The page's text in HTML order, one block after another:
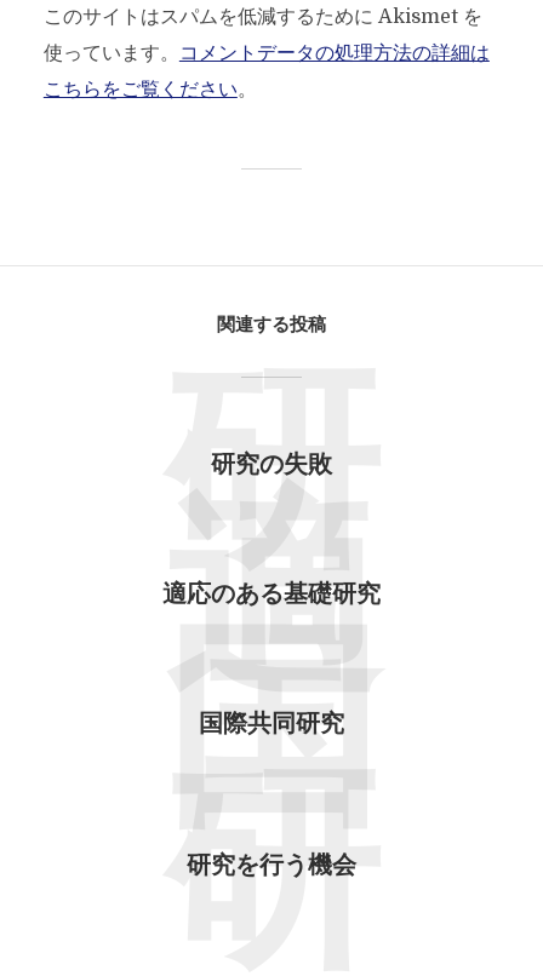
このサイトはスパムを低減するために Akismet を
使っています。
コメントデータの処理方法の詳細は
こちらをご覧ください。
関連する投稿
研究の失敗
研
適応のある基礎研究
適
国際共同研究
国
研究を行う機会
研